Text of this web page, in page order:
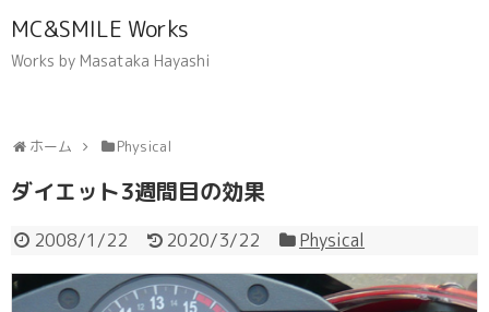
MC&SMILE Works
Works by Masataka Hayashi
ホーム Physical
ダイエット3週間目の効果
2008/1/22 2020/3/22 Physical